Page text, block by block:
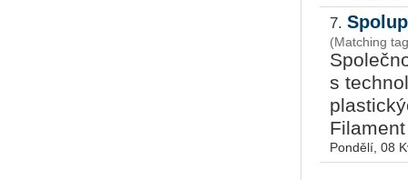
7.
(Matching
s
Pondělí, 08